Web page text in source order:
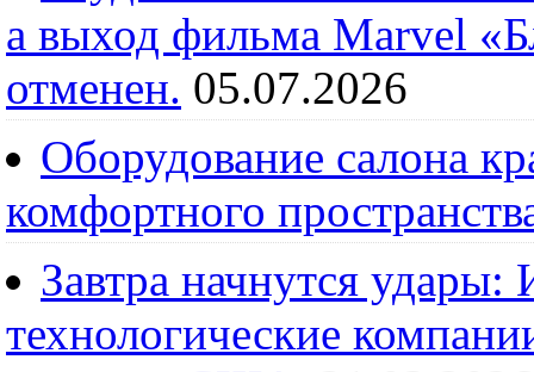
а выход фильма Marvel
отменен. 05.07.2026
Оборудование салона
комфортного
Завтра начнутся
технологические